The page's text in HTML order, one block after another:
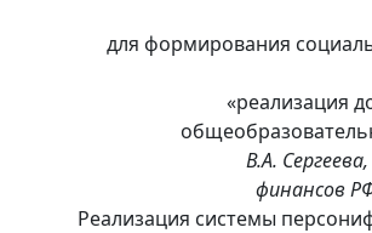
для формирования
«реализация
В.А.
финансов
Реализация системы